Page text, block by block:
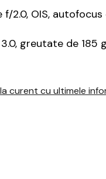
f/2.0, OIS,
greutate de 185
curent cu ultimele